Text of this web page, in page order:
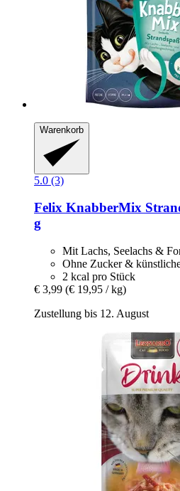
Warenkorb
5.0 (3)
Felix KnabberMix
g
Mit Lachs, Seelachs &
Ohne Zucker &
2 kcal pro Stück
€ 3,99 (€ 19,95 / kg)
Zustellung bis 12. August